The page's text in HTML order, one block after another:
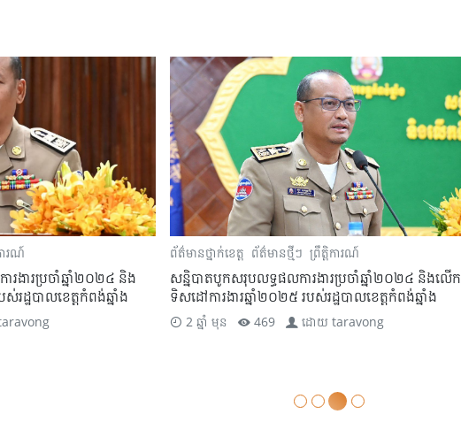
ារណ៍
ងារប្រចាំឆ្នាំ២០២៤ និង
ដ្ឋបាលខេត្តកំពង់ឆ្នាំង
ព័ត៌មានថ្នាក់ខេត្ត ព័ត៌មានថ្មីៗ ព្រឹត្តិការណ៍
សន្និបាតបូកសរុបលទ្ធផលការងារប្រចាំឆ្នាំ២០២៤ និងលើក
ទិសដៅការងារឆ្នាំ២០២៥ របស់រដ្ឋបាលខេត្តកំពង់ឆ្នាំង
2 ឆ្នាំ មុន 469 ដោយ taravong